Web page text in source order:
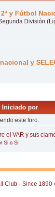
y Fútbol
División
y
Iniciado por
este foro.
el VAR y sus
Si o Si
Club - Since 1890